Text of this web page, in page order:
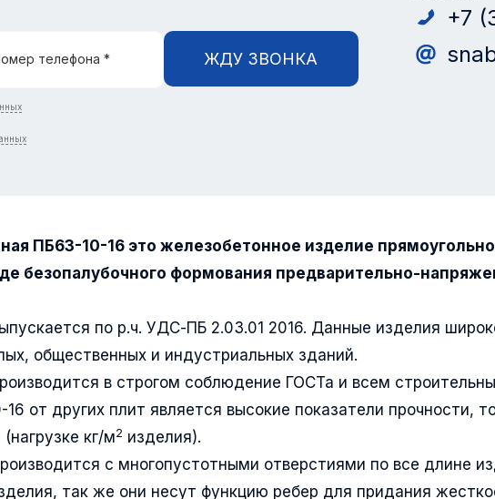
телефона * ЖДУ ЗВОНКА
+7
ПБ63-10-16 это железобетонное изделие
безопалубочного формования предварительно-
по р.ч. УДС-ПБ 2.03.01 2016. Данные изделия
общественных и индустриальных зданий.
в строгом соблюдение ГОСТа и всем
от других плит является высокие показатели прочности,
кг/м2 изделия).
с многопустотными отверстиями по все длине
так же они несут функцию ребер для придания